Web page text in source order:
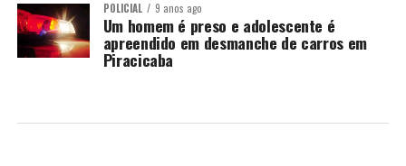
POLICIAL 9 anos ago
Um homem é preso e adolescente é
apreendido em desmanche de carros em
Piracicaba